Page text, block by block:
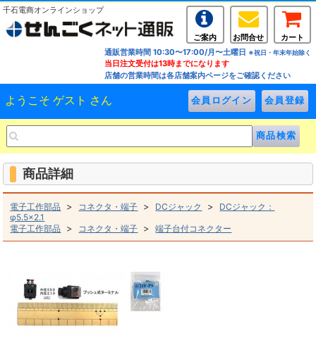
千石電商オンラインショップ
ご案内 お問合せ
カート
通販営業時間 10:30〜17:00/月〜土曜日 ※祝日・年末年始除く
当日注文受付は13時までになります
店舗の営業時間は各店舗案内ページをご確認ください
ようこそ ゲスト さん
商品詳細
電子工作部品 > コネクタ・端子 > DCジャック > DCジャック：
φ5.5×2.1
電子工作部品
> コネクタ・端子 >端子台付コネクター